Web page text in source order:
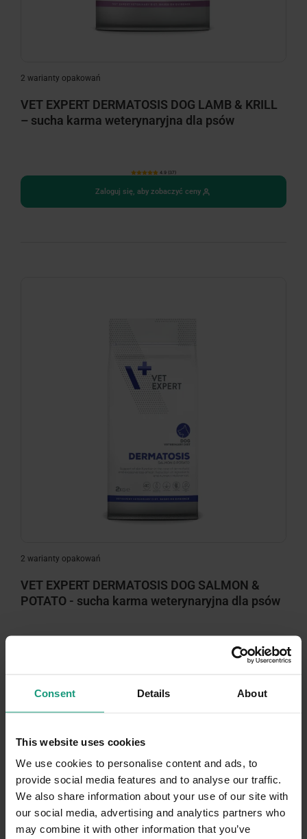
Consent Details About
This website uses cookies
We use cookies to personalise content and ads, to
provide social media features and to analyse our traffic.
We also share information about your use of our site with
our social media, advertising and analytics partners who
may combine it with other information that you’ve
2 warianty opakowań
VET EXPERT DERMATOSIS DOG LAMB & KRILL
– sucha karma weterynaryjna dla psów
4.9 (37)
Zaloguj się, aby zobaczyć ceny
2 warianty opakowań
VET EXPERT DERMATOSIS DOG SALMON &
POTATO - sucha karma weterynaryjna dla psów